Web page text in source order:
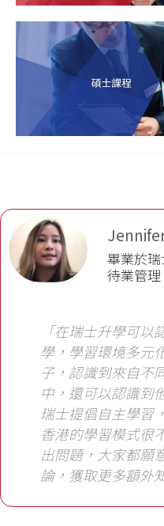
畢業於
待業管
「在瑞士升學可
學，學習環境多元
子，認識到來自不
中，還可以認識到
瑞士提倡自主學習
香港的學習模式很
出問題，大家都願
論，獲取更多額外